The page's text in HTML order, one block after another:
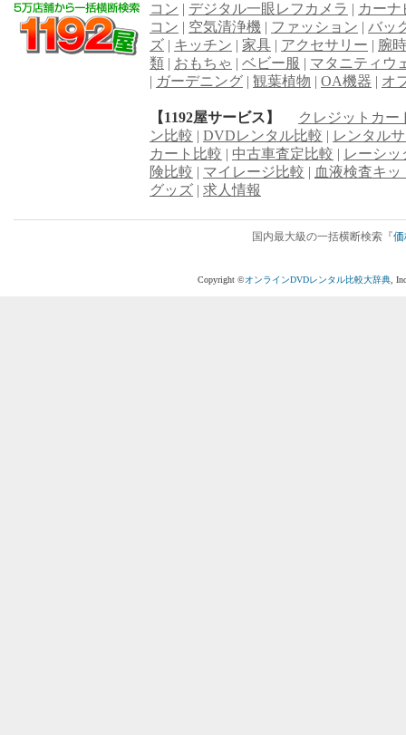
コン | デジタル一眼レフカメラ | カーナ
コン | 空気清浄機 | ファッション | バッ
ズ | キッチン | 家具 | アクセサリー | 腕
類 | おもちゃ | ベビー服 | マタニティウ
| ガーデニング | 観葉植物 | OA機器 | オ
【1192屋サービス】
クレジットカー
ン比較 | DVDレンタル比較 | レンタル
カート比較 | 中古車査定比較 | レーシッ
険比較 | マイレージ比較 | 血液検査キッ
グッズ | 求人情報
国内最大級の一括横断検索『価
Copyright ©オンラインDVDレンタル比較大辞典 ,